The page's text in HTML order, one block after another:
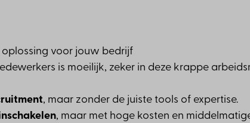
oplossing voor jouw bedrijf
is moeilijk, zeker in deze krappe
, maar zonder de juiste tools of expertise.
, maar met hoge kosten en